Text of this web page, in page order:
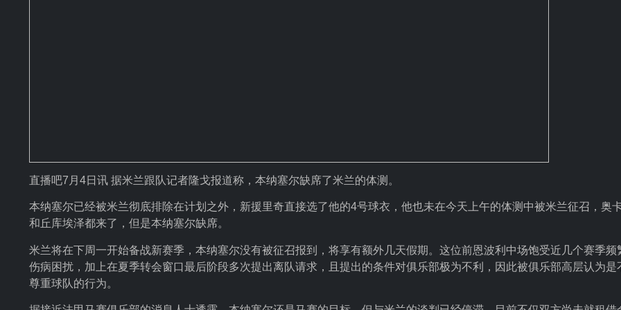
直播吧7月4日讯 据米兰跟队记者隆戈报道称，本纳塞尔缺席了米兰的体测。
本纳塞尔已经被米兰彻底排除在计划之外，新援里奇直接选了他的4号球衣，他也未在今天上午的体测中被米兰征召，奥
和丘库埃泽都来了，但是本纳塞尔缺席。
米兰将在下周一开始备战新赛季，本纳塞尔没有被征召报到，将享有额外几天假期。这位前恩波利中场饱受近几个赛季频
伤病困扰，加上在夏季转会窗口最后阶段多次提出离队请求，且提出的条件对俱乐部极为不利，因此被俱乐部高层认为是
尊重球队的行为。